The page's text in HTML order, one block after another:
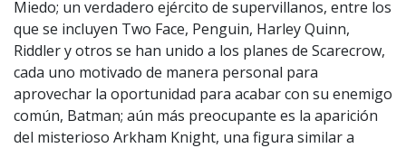
Miedo; un verdadero ejército de supervillanos, entre los
que se incluyen Two Face, Penguin, Harley Quinn,
Riddler y otros se han unido a los planes de Scarecrow,
cada uno motivado de manera personal para
aprovechar la oportunidad para acabar con su enemigo
común, Batman; aún más preocupante es la aparición
del misterioso Arkham Knight, una figura similar a